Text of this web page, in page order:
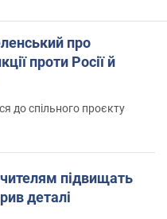
про
проти Росії й
до спільного проєкту
підвищать
деталі